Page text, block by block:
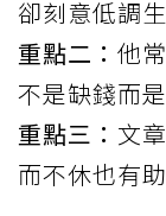
卻刻意低調
重點二： 他
不是缺錢而
重點三： 文
而不休也有